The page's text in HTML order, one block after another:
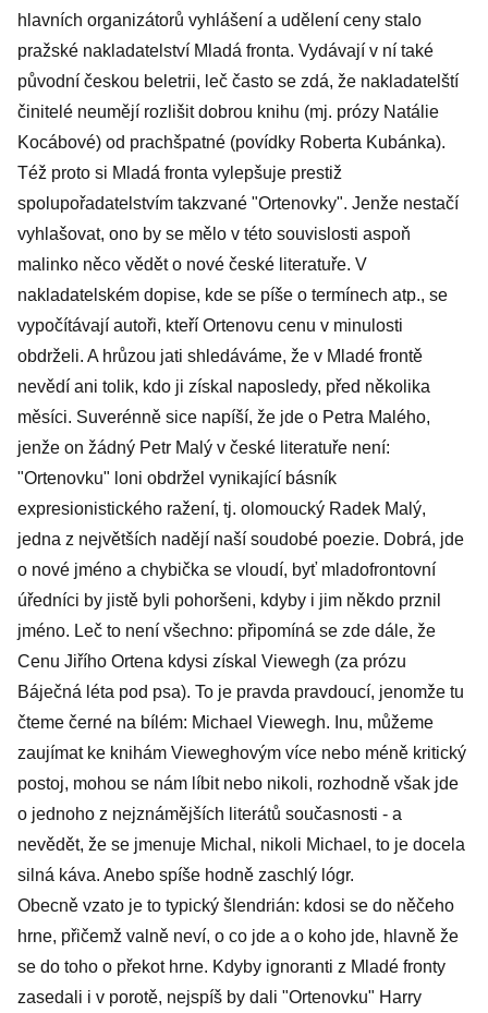
hlavních organizátorů vyhlášení a udělení ceny stalo
pražské nakladatelství Mladá fronta. Vydávají v ní také
původní českou beletrii, leč často se zdá, že nakladatelští
činitelé neumějí rozlišit dobrou knihu (mj. prózy Natálie
Kocábové) od prachšpatné (povídky Roberta Kubánka).
Též proto si Mladá fronta vylepšuje prestiž
spolupořadatelstvím takzvané "Ortenovky". Jenže nestačí
vyhlašovat, ono by se mělo v této souvislosti aspoň
malinko něco vědět o nové české literatuře. V
nakladatelském dopise, kde se píše o termínech atp., se
vypočítávají autoři, kteří Ortenovu cenu v minulosti
obdrželi. A hrůzou jati shledáváme, že v Mladé frontě
nevědí ani tolik, kdo ji získal naposledy, před několika
měsíci. Suverénně sice napíší, že jde o Petra Malého,
jenže on žádný Petr Malý v české literatuře není:
"Ortenovku" loni obdržel vynikající básník
expresionistického ražení, tj. olomoucký Radek Malý,
jedna z největších nadějí naší soudobé poezie. Dobrá, jde
o nové jméno a chybička se vloudí, byť mladofrontovní
úředníci by jistě byli pohoršeni, kdyby i jim někdo prznil
jméno. Leč to není všechno: připomíná se zde dále, že
Cenu Jiřího Ortena kdysi získal Viewegh (za prózu
Báječná léta pod psa). To je pravda pravdoucí, jenomže tu
čteme černé na bílém: Michael Viewegh. Inu, můžeme
zaujímat ke knihám Vieweghovým více nebo méně kritický
postoj, mohou se nám líbit nebo nikoli, rozhodně však jde
o jednoho z nejznámějších literátů současnosti - a
nevědět, že se jmenuje Michal, nikoli Michael, to je docela
silná káva. Anebo spíše hodně zaschlý lógr.
Obecně vzato je to typický šlendrián: kdosi se do něčeho
hrne, přičemž valně neví, o co jde a o koho jde, hlavně že
se do toho o překot hrne. Kdyby ignoranti z Mladé fronty
zasedali i v porotě, nejspíš by dali "Ortenovku" Harry